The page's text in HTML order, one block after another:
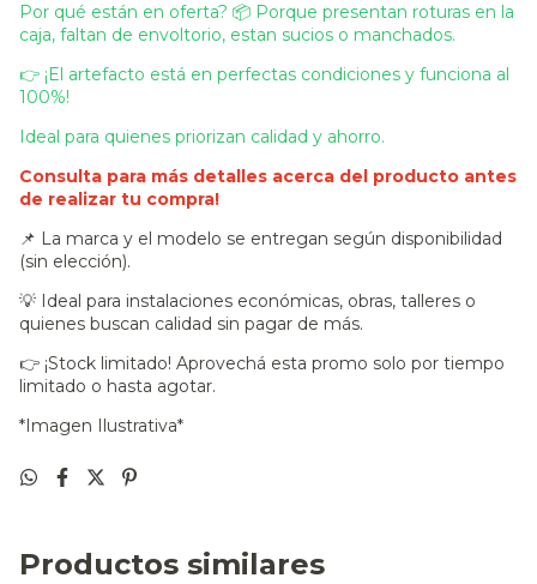
Por qué están en oferta? 📦 Porque presentan roturas en la
caja, faltan de envoltorio, estan sucios o manchados.
👉 ¡El artefacto está en perfectas condiciones y funciona al
100%!
Ideal para quienes priorizan calidad y ahorro.
Consulta para más detalles acerca del producto antes
de realizar tu compra!
📌 La marca y el modelo se entregan según disponibilidad
(sin elección).
💡 Ideal para instalaciones económicas, obras, talleres o
quienes buscan calidad sin pagar de más.
👉 ¡Stock limitado! Aprovechá esta promo solo por tiempo
limitado o hasta agotar.
*Imagen Ilustrativa*
Productos similares